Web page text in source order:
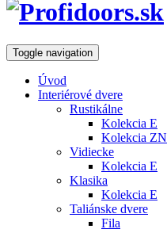
Toggle navigation
Úvod
Interiérové dvere
Rustikálne
Kolekcia E
Kolekcia ZN
Vidiecke
Kolekcia E
Klasika
Kolekcia E
Taliánske dvere
Fila